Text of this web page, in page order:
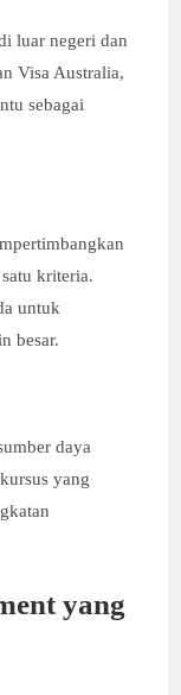
luar negeri dan
Visa Australia,
sebagai
kriteria.
untuk
besar.
daya
yang
yang